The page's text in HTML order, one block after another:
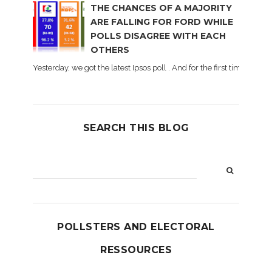
THE CHANCES OF A MAJORITY
ARE FALLING FOR FORD WHILE
POLLS DISAGREE WITH EACH
OTHERS
Yesterday, we got the latest Ipsos poll . And for the first time
SEARCH THIS BLOG
POLLSTERS AND ELECTORAL
RESSOURCES